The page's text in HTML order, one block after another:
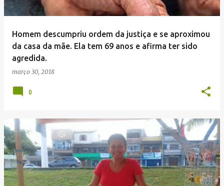
Homem descumpriu ordem da justiça e se aproximou
da casa da mãe. Ela tem 69 anos e afirma ter sido
agredida.
março 30, 2018
0